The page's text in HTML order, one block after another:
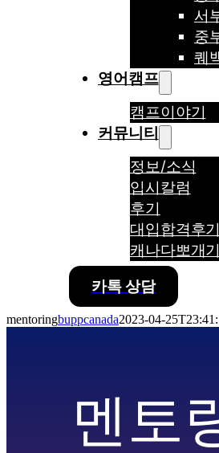
서
중
퀘
영어캠프
캠프이야기
커뮤니티
정보/소식
입시칼럼
후기
대입합격후기
캐나다뽀개기
카톡 상담
mentoringbuppcanada2023-04-
멘토